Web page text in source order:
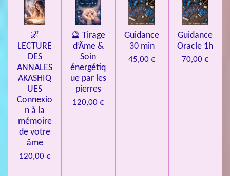
🌌
LECTURE
DES
ANNALES
AKASHIQ
UES
Connexio
n à la
mémoire
de votre
âme
120,00 €
🔮 Tirage
d’Âme &
Soin
énergétiq
ue par les
pierres
120,00 €
Guidance
30 min
45,00 €
Guidance
Oracle 1h
70,00 €